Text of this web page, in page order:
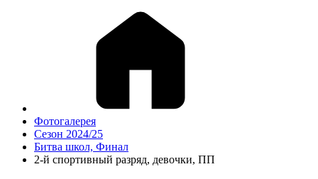
Фотогалерея
Сезон 2024/25
Битва школ, Финал
2-й спортивный разряд, девочки, ПП